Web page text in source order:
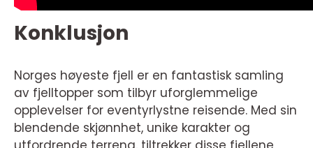
Konklusjon
Norges høyeste fjell er en fantastisk samling
av fjelltopper som tilbyr uforglemmelige
opplevelser for eventyrlystne reisende. Med sin
blendende skjønnhet, unike karakter og